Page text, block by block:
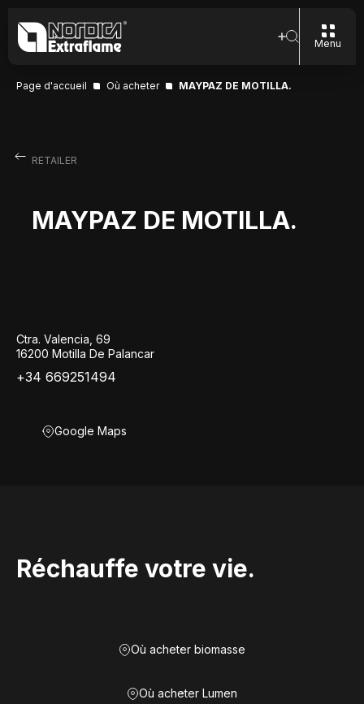
Menu
Page d'accueil Où acheter MAYPAZ DE MOTILLA.
RETAILER
MAYPAZ DE MOTILLA.
Ctra. Valencia, 69
16200 Motilla De Palancar
+34 669251494
Google Maps
Réchauffe votre vie.
Où acheter biomasse
Où acheter Lumen